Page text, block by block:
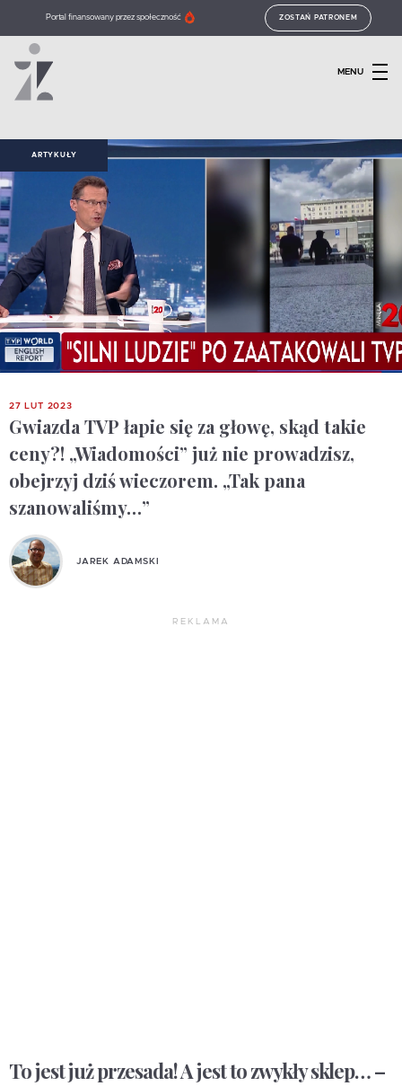
Portal finansowany przez społeczność ZOSTAŃ PATRONEM
MENU
ARTYKUŁY
27 LUT 2023
Gwiazda TVP łapie się za głowę, skąd takie
ceny?! „Wiadomości” już nie prowadzisz,
obejrzyj dziś wieczorem. „Tak pana
szanowaliśmy…”
JAREK ADAMSKI
REKLAMA
To jest już przesada! A jest to zwykły sklep… –